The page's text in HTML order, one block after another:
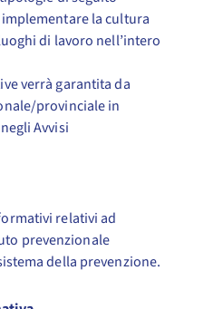
la cultura
di lavoro nell’intero
verrà garantita da
provinciale in
Avvisi
relativi ad
prevenzionale
della prevenzione.